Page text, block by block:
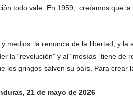
todo vale. En 1959, creíamos que la
medios: la renuncia de la libertad; y la
la “revolución” y al “mesías” tiene
los gringos salven su país. Para crear
21 de mayo de 2026